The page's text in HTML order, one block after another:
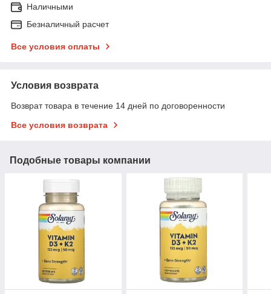
Наличными
Безналичный расчет
Все условия оплаты
Условия возврата
Возврат товара в течение 14 дней по договоренности
Все условия возврата
Подобные товары компании